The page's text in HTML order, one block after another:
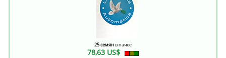
25 семянв пачке
78,63 US$